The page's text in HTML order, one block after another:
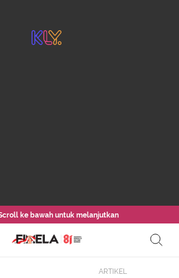
ke bawah untuk melanjutkan
ARTIKEL